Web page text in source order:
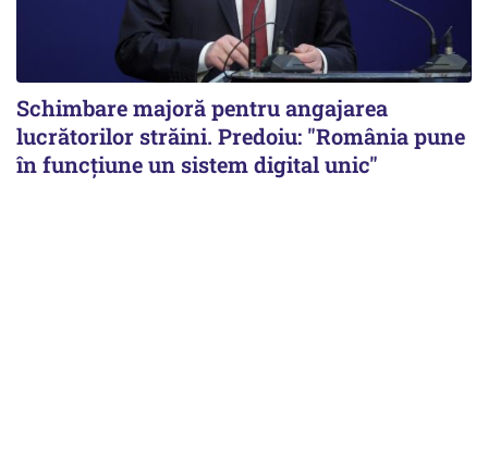
Schimbare majoră pentru angajarea
lucrătorilor străini. Predoiu: "România pune
în funcțiune un sistem digital unic"